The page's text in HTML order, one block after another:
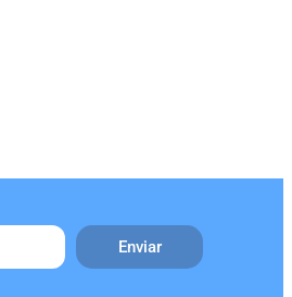
Enviar